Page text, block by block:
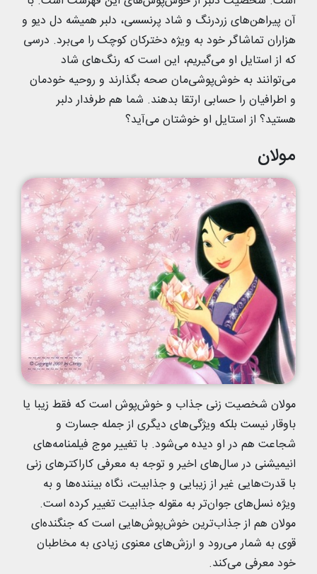
آن پیراهن‌های زردرنگ و شاد پرنسسی، دلبر همیشه دل دیو و
هزاران تماشاگر خود به ویژه دخترکان کوچک را می‌برد. درسی
که از استایل او می‌گیریم، این است که رنگ‌های شاد
می‌توانند به خوش‌پوشی‌مان صحه بگذارند و روحیه خودمان
و اطرافیان را حسابی ارتقا بدهند. شما هم طرفدار دلبر
هستید؟ از استایل او خوشتان می‌آید؟
مولان
مولان شخصیت زنی جذاب و خوش‌پوش است که فقط زیبا یا
باوقار نیست بلکه ویژگی‌های دیگری از جمله جسارت و
شجاعت هم در او دیده می‌شود. با تغییر موج فیلمنامه‌های
انیمیشنی در سال‌های اخیر و توجه به معرفی کاراکترهای زنی
با قدرت‌هایی غیر از زیبایی و جذابیت، نگاه بیننده‌ها و به
ویژه نسل‌های جوان‌تر به مقوله جذابیت تغییر کرده است.
مولان هم از جذاب‌ترین خوش‌پوش‌هایی است که جنگنده‌ای
قوی به شمار می‌رود و ارزش‌های معنوی زیادی به مخاطبان
خود معرفی می‌کند.